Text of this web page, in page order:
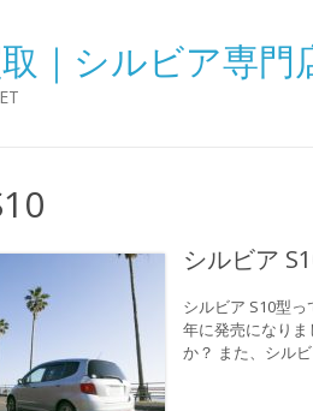
｜シルビア専門
シルビア
シルビア S10型
年に発売になり
か？ また、シル